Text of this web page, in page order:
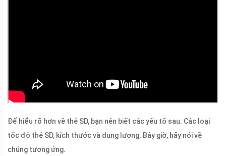
Để hiểu rõ hơn về thẻ SD, bạn nên biết các yếu tố sau: Các loại
tốc độ thẻ SD, kích thước và dung lượng. Bây giờ, hãy nói về
chúng tương ứng.